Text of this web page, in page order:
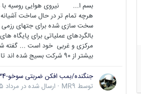
بسم ا... نیروی هوایی روسیه
هرچه تمام تر در حال ساخت
سخت سازی شده برای جتهای رزمی
بالگردهای عملیاتی برای پایگاه های
مرکزی و غربی خود است ... گفته
بیشتر از 90 شرکت بسیج شده اند تا کار...
توسط MR9
· ارسال شده در مرداد 5